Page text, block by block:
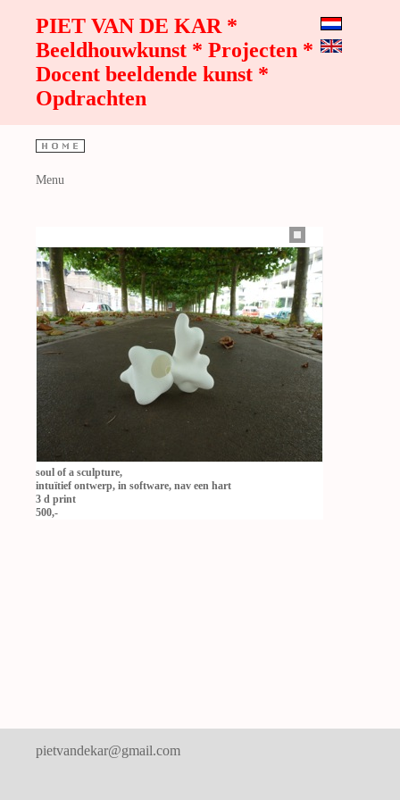
PIET VAN DE KAR *
Beeldhouwkunst * Projecten *
Docent beeldende kunst *
Opdrachten
Menu
soul of a sculpture,
intuïtief ontwerp, in software, nav een hart
3 d print
500,-
pietvandekar@gmail.com